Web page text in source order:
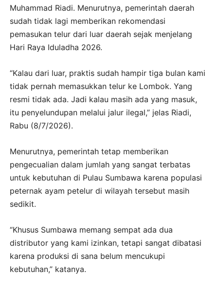
Muhammad Riadi. Menurutnya, pemerintah daerah
sudah tidak lagi memberikan rekomendasi
pemasukan telur dari luar daerah sejak menjelang
Hari Raya Iduladha 2026.
“Kalau dari luar, praktis sudah hampir tiga bulan kami
tidak pernah memasukkan telur ke Lombok. Yang
resmi tidak ada. Jadi kalau masih ada yang masuk,
itu penyelundupan melalui jalur ilegal,” jelas Riadi,
Rabu (8/7/2026).
Menurutnya, pemerintah tetap memberikan
pengecualian dalam jumlah yang sangat terbatas
untuk kebutuhan di Pulau Sumbawa karena populasi
peternak ayam petelur di wilayah tersebut masih
sedikit.
“Khusus Sumbawa memang sempat ada dua
distributor yang kami izinkan, tetapi sangat dibatasi
karena produksi di sana belum mencukupi
kebutuhan,” katanya.